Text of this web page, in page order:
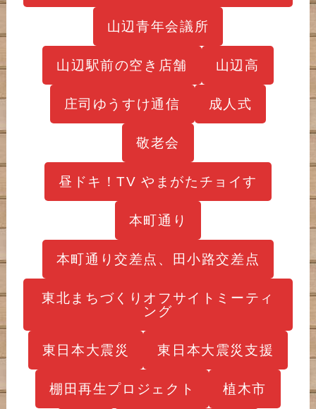
山辺青年会議所
山辺駅前の空き店舗 山辺高
庄司ゆうすけ通信 成人式
敬老会
昼ドキ！TV やまがたチョイす
本町通り
本町通り交差点、田小路交差点
東北まちづくりオフサイトミーティ
ング
東日本大震災 東日本大震災支援
棚田再生プロジェクト 植木市